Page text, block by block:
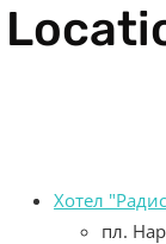
Хотел
пл.